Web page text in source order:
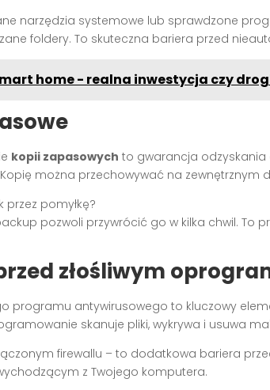
narzędzia systemowe lub sprawdzone
foldery. To skuteczna bariera przed
home - realna inwestycja czy
kopii zapasowych to gwarancja odzyskania
można przechowywać na zewnętrznym
przez pomyłkę?
pozwoli przywrócić go w kilka chwil.
złośliwym
programu antywirusowego to kluczowy
skanuje pliki, wykrywa i usuwa
firewallu – to dodatkowa bariera
z Twojego komputera.